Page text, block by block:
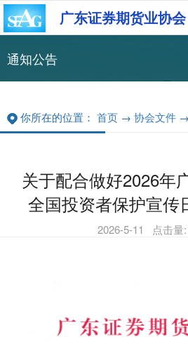
广东证券期货业协会
通知公告
你所在的位置： 首页 → 协会文件 →
关于配合做好2026年
全国投资者保护宣传
2026-5-11 点击量: